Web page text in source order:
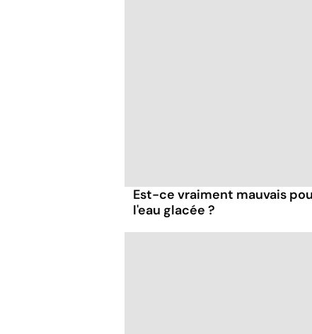
Est-ce vraiment mauvais
l'eau glacée ?